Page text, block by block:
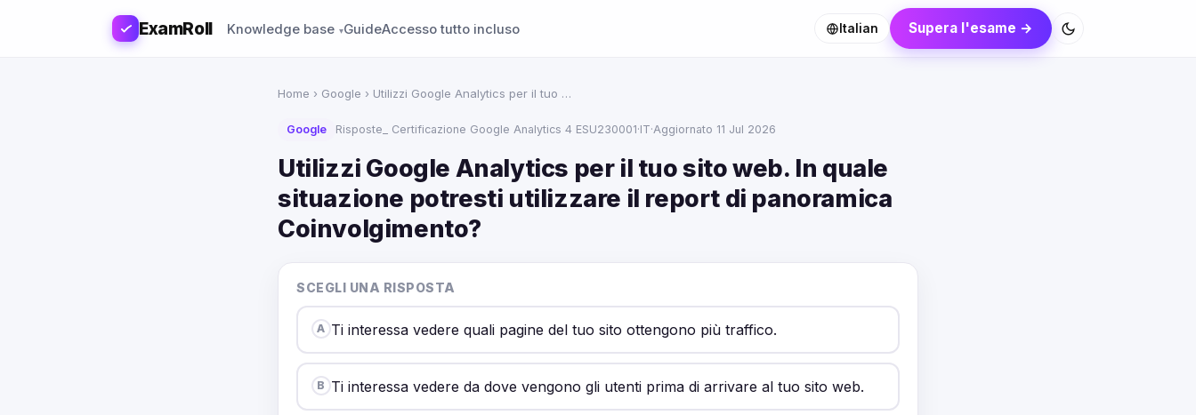
ExamRoll Knowledge base GuideAccesso tutto incluso Italian Supera l'esame →
Home › Google › Utilizzi Google Analytics per il tuo …
Google Risposte_ Certificazione Google Analytics 4 ESU230001·IT·Aggiornato 11 Jul 2026
Utilizzi Google Analytics per il tuo sito web. In quale
situazione potresti utilizzare il report di panoramica
Coinvolgimento?
SCEGLI UNA RISPOSTA
A Ti interessa vedere quali pagine del tuo sito ottengono più traffico.
B Ti interessa vedere da dove vengono gli utenti prima di arrivare al tuo sito web.